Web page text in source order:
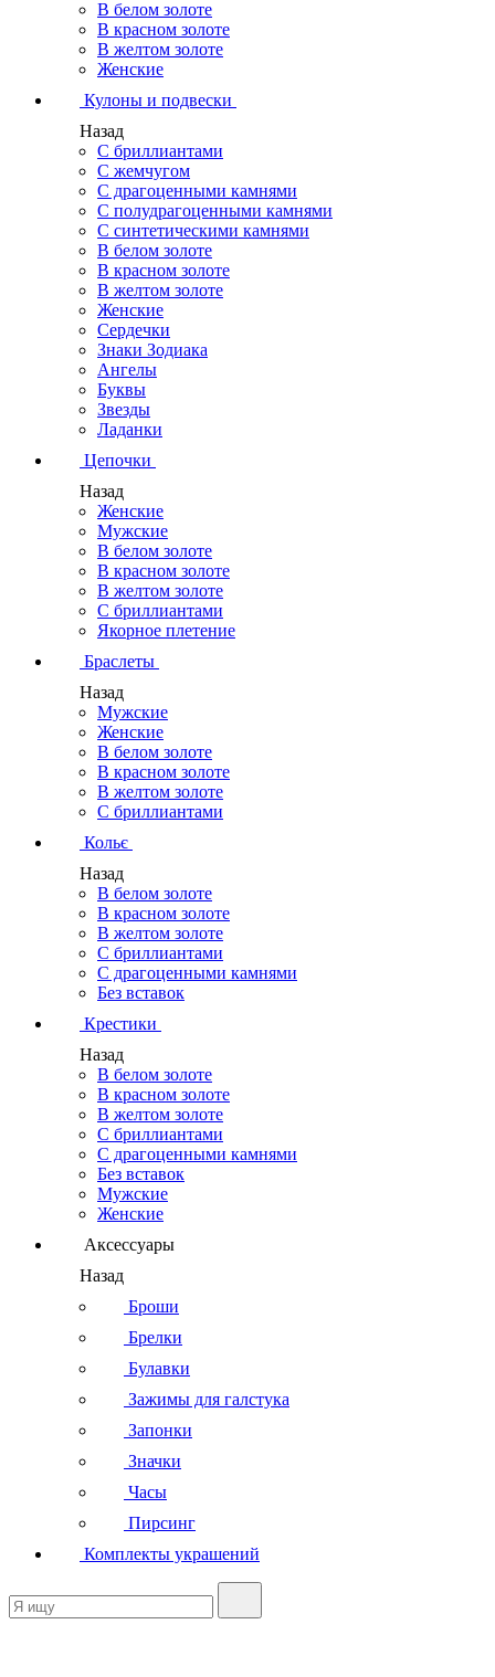
В белом золоте
В красном золоте
В желтом золоте
Женские
Кулоны и подвески
Назад
С бриллиантами
С жемчугом
С драгоценными камнями
С полудрагоценными камнями
С синтетическими камнями
В белом золоте
В красном золоте
В желтом золоте
Женские
Сердечки
Знаки Зодиака
Ангелы
Буквы
Звезды
Ладанки
Цепочки
Назад
Женские
Мужские
В белом золоте
В красном золоте
В желтом золоте
С бриллиантами
Якорное плетение
Браслеты
Назад
Мужские
Женские
В белом золоте
В красном золоте
В желтом золоте
С бриллиантами
Кольє
Назад
В белом золоте
В красном золоте
В желтом золоте
С бриллиантами
С драгоценными камнями
Без вставок
Крестики
Назад
В белом золоте
В красном золоте
В желтом золоте
С бриллиантами
С драгоценными камнями
Без вставок
Мужские
Женские
Аксессуары
Назад
Броши
Брелки
Булавки
Зажимы для галстука
Запонки
Значки
Часы
Пирсинг
Комплекты украшений